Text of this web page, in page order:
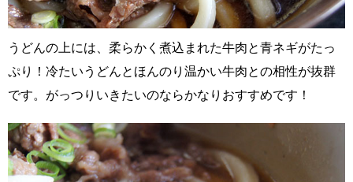
うどんの上には、柔らかく煮込まれた牛肉と青ネギがたっ
ぷり！冷たいうどんとほんのり温かい牛肉との相性が抜群
です。がっつりいきたいのならかなりおすすめです！